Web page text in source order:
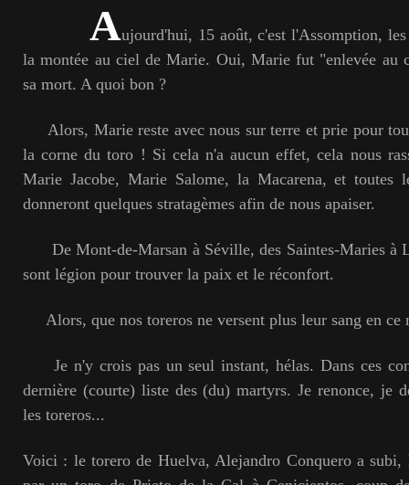
Aujourd'hui, 15 août, c'est l'Assomption,
la montée au ciel de Marie. Oui, Marie fut "enlevée au
sa mort. A quoi bon ?
Alors, Marie reste avec nous sur terre et prie pour
la corne du toro ! Si cela n'a aucun effet, cela nous
Marie Jacobe, Marie Salome, la Macarena, et toutes
donneront quelques stratagèmes afin de nous apaiser.
De Mont-de-Marsan à Séville, des Saintes-Maries à
sont légion pour trouver la paix et le réconfort.
Alors, que nos toreros ne versent plus leur sang en ce
Je n'y crois pas un seul instant, hélas. Dans ces
dernière (courte) liste des (du) martyrs. Je renonce, je
les toreros...
Voici : le torero de Huelva, Alejandro Conquero a